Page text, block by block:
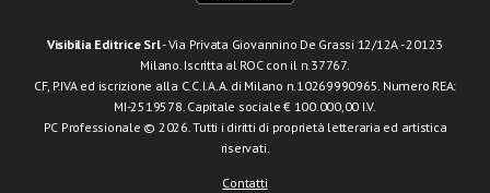
Visibilia Editrice Srl- Via Privata Giovannino De Grassi 12/12A - 20123
Milano. Iscritta al ROC con il n.37767.
CF, P.IVA ed iscrizione alla C.C.I.A.A. di Milano n.10269990965. Numero REA:
MI-2519578. Capitale sociale € 100.000,00 I.V.
PC Professionale © 2026. Tutti i diritti di proprietà letteraria ed artistica
riservati.
Contatti